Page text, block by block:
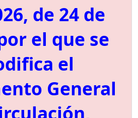
de 24 de
el que se
el
General